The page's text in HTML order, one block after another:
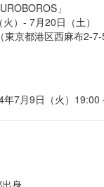
」
）- 7月20日（土）
東京都港区西麻布2-7-
7月9日（火）19:00
身